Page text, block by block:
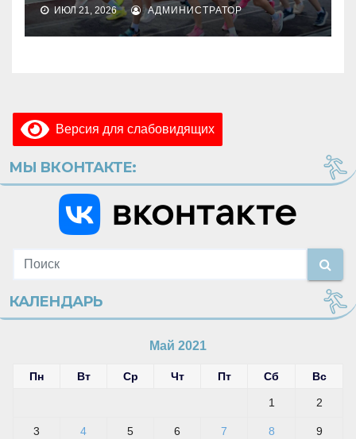
ИЮЛ 21, 2026 АДМИНИСТРАТОР
Версия для слабовидящих
МЫ ВКОНТАКТЕ:
КАЛЕНДАРЬ
Май 2021
Пн Вт Ср Чт Пт Сб Вс
1 2
3 4 5 6 7 8 9